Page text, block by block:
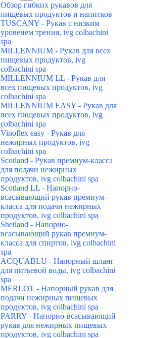
Обзор гибких рукавов для
пищевых продуктов и напитков
TUSCANY - Рукав с низким
уровенем трения, ivg colbachini
spa
MILLENNIUM - Рукав для всех
пищевых продуктов, ivg
colbachini spa
MILLENNIUM LL - Рукав для
всех пищевых продуктов, ivg
colbachini spa
MILLENNIUM EASY - Рукав для
всех пищевых продуктов, ivg
colbachini spa
Vinoflex easy - Рукав для
нежирных продуктов, ivg
colbachini spa
Scotland - Рукав премиум-класса
для подачи нежирных
продуктов, ivg colbachini spa
Scotland LL - Напорно-
всасывающий рукав премиум-
класса для подачи нежирных
продуктов, ivg colbachini spa
Shetland - Напорно-
всасывающий рукав премиум-
класса для спиртов, ivg colbachini
spa
ACQUABLU - Напорный шланг
для питьевой воды, ivg colbachini
spa
MERLOT - Напорный рукав для
подачи нежирных пищевых
продуктов, ivg colbachini spa
PARRY - Напорно-всасывающий
рукав для нежирных пищевых
продуктов, ivg colbachini spa